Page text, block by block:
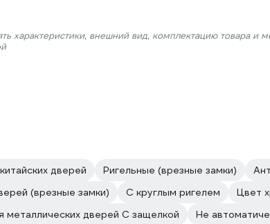
характеристики, внешний вид, комплектацию товара и
дверей Ригельные (врезные замки)
(врезные замки) С круглым ригелем
Цвет
металлических дверей С защелкой
Не